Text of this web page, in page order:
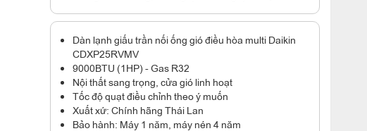
Dàn lạnh giấu trần nối ống gió điều hòa multi Daikin
CDXP25RVMV
9000BTU (1HP) - Gas R32
Nội thất sang trọng, cửa gió linh hoạt
Tốc độ quạt điều chỉnh theo ý muốn
Xuất xứ: Chính hãng Thái Lan
Bảo hành: Máy 1 năm, máy nén 4 năm